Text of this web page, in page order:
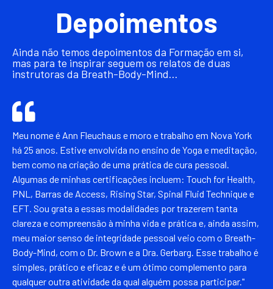
Depoimentos
Ainda não temos depoimentos da Formação em si,
mas para te inspirar seguem os relatos de duas
instrutoras da Breath-Body-Mind…
Meu nome é Ann Fleuchaus e moro e trabalho em Nova York
há 25 anos. Estive envolvida no ensino de Yoga e meditação,
bem como na criação de uma prática de cura pessoal.
Algumas de minhas certificações incluem: Touch for Health,
PNL, Barras de Access, Rising Star, Spinal Fluid Technique e
EFT. Sou grata a essas modalidades por trazerem tanta
clareza e compreensão à minha vida e prática e, ainda assim,
meu maior senso de integridade pessoal veio com o Breath-
Body-Mind, com o Dr. Brown e a Dra. Gerbarg. Esse trabalho é
simples, prático e eficaz e é um ótimo complemento para
qualquer outra atividade da qual alguém possa participar."